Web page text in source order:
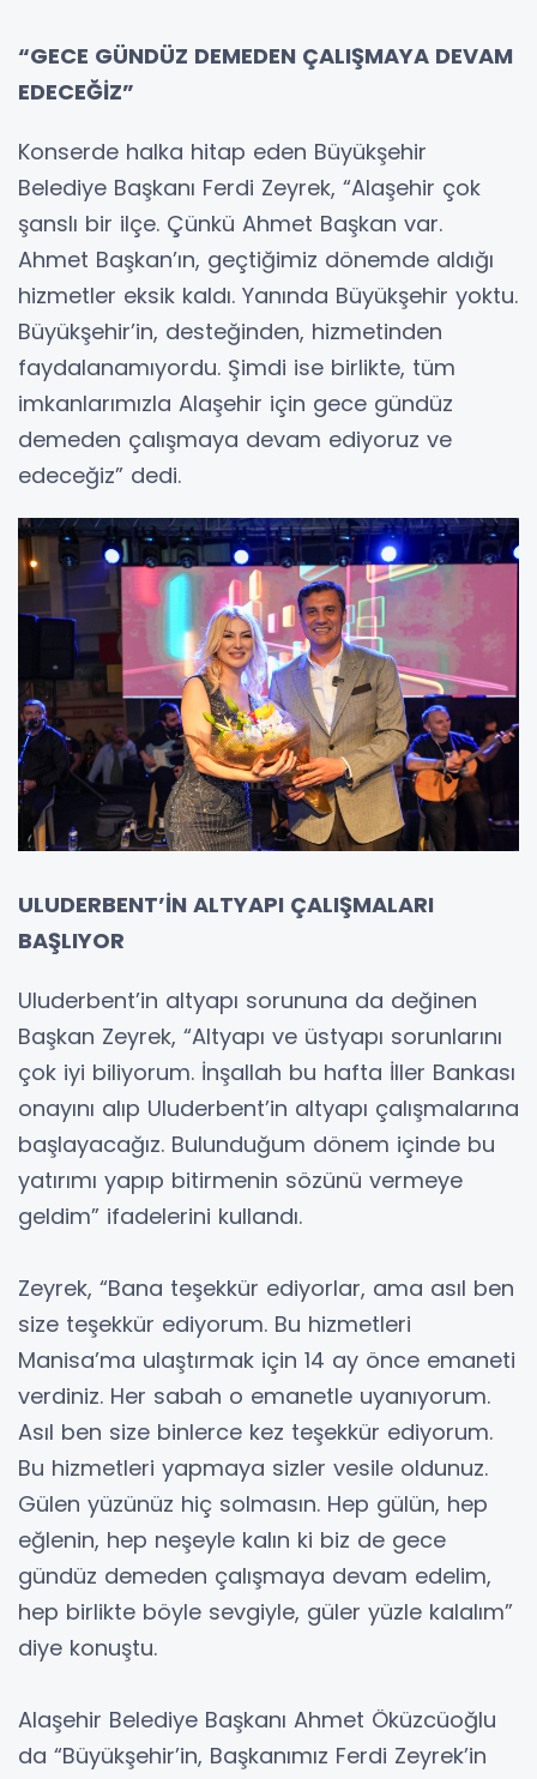
“GECE GÜNDÜZ DEMEDEN ÇALIŞMAYA DEVAM
EDECEĞİZ”
Konserde halka hitap eden Büyükşehir
Belediye Başkanı Ferdi Zeyrek, “Alaşehir çok
şanslı bir ilçe. Çünkü Ahmet Başkan var.
Ahmet Başkan’ın, geçtiğimiz dönemde aldığı
hizmetler eksik kaldı. Yanında Büyükşehir yoktu.
Büyükşehir’in, desteğinden, hizmetinden
faydalanamıyordu. Şimdi ise birlikte, tüm
imkanlarımızla Alaşehir için gece gündüz
demeden çalışmaya devam ediyoruz ve
edeceğiz” dedi.
ULUDERBENT’İN ALTYAPI ÇALIŞMALARI
BAŞLIYOR
Uluderbent’in altyapı sorununa da değinen
Başkan Zeyrek, “Altyapı ve üstyapı sorunlarını
çok iyi biliyorum. İnşallah bu hafta İller Bankası
onayını alıp Uluderbent’in altyapı çalışmalarına
başlayacağız. Bulunduğum dönem içinde bu
yatırımı yapıp bitirmenin sözünü vermeye
geldim” ifadelerini kullandı.
Zeyrek, “Bana teşekkür ediyorlar, ama asıl ben
size teşekkür ediyorum. Bu hizmetleri
Manisa’ma ulaştırmak için 14 ay önce emaneti
verdiniz. Her sabah o emanetle uyanıyorum.
Asıl ben size binlerce kez teşekkür ediyorum.
Bu hizmetleri yapmaya sizler vesile oldunuz.
Gülen yüzünüz hiç solmasın. Hep gülün, hep
eğlenin, hep neşeyle kalın ki biz de gece
gündüz demeden çalışmaya devam edelim,
hep birlikte böyle sevgiyle, güler yüzle kalalım”
diye konuştu.
Alaşehir Belediye Başkanı Ahmet Öküzcüoğlu
da “Büyükşehir’in, Başkanımız Ferdi Zeyrek’in